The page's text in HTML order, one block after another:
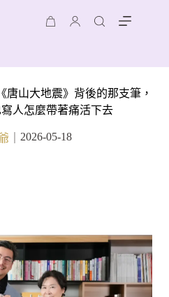
唐山大地震》背後的那支筆，
人怎麼帶著痛活下去
2026-05-18